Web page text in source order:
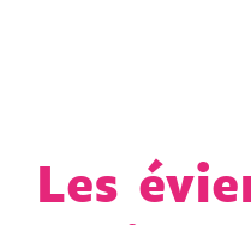
Les